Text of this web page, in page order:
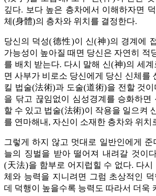
깊다. 보다 높은 층차에서 이해하자면
체(身體)의 층차와 위치를 결정한다.
당신의 덕성(德性)이 신(神)의 경계에
가능성이 높아질 때면 당신은 자연히 적
를 배치 받는다. 다시 말해 신(神)의 세계
면 사부가 비로소 당신에게 당신 신체를
킬 법술(法術)과 도술(道術)을 전할 것이
을 닦고 끊임없이 심성경계를 승화하면
할 수 있고 법술(法術)이 작용을 일으켜
를 연마해내, 자신이 소재한 층차와 위치
그렇게 하지 않고 멋대로 일반인에게
늘의 징벌을 받아 떨어져 내려갈 것이
(天法)을 함부로 어지럽힐 수 없다. 다시
체와 능력을 지니려면 그럼 초상적인
데 덕행이 높을수록 능력도 따라서 더욱